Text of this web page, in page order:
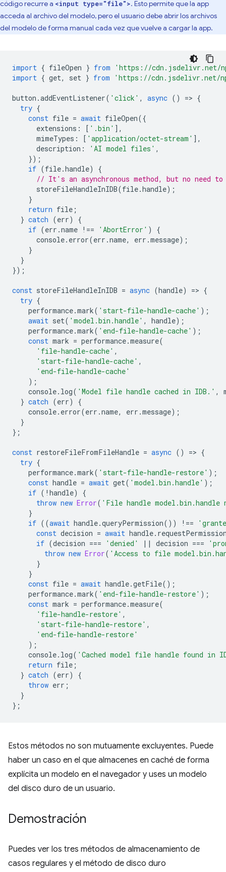
código recurre a <input type="file">. Esto permite que la app
acceda al archivo del modelo, pero el usuario debe abrir los archivos
del modelo de forma manual cada vez que vuelve a cargar la app.
import { fileOpen } from
'https://cdn.jsdelivr.net/
import { get, set } from 'https://cdn.jsdelivr.net/
button .addEventListener( 'click' , async () => {
try {
const file = await fileOpen({
extensions : [ '.bin' ],
mimeTypes : [ 'application/octet-stream' ],
description : 'AI model files' ,
});
if (file.handle)
{
// It's an asynchronous method, but no need
storeFileHandleInIDB(file.handle);
}
return file ;
} catch (err)
{
if (err .name !== 'AbortError' )
{
console. error(err .name, err .message);
}
}
});
const storeFileHandleInIDB = async (handle) => {
try {
performance.mark( 'start-file-handle-cache' );
await set( 'model.bin.handle' , handle);
performance.mark( 'end-file-handle-cache' );
const mark = performance.measure(
'file-handle-cache' ,
'start-file-handle-cache' ,
'end-file-handle-cache'
);
console. log( 'Model file handle cached in IDB.' ,
} catch (err)
{
console. error(err .name, err .message);
}
};
const restoreFileFromFileHandle = async () => {
try {
performance.mark( 'start-file-handle-restore' );
const handle = await get( 'model.bin.handle' );
if ( ! handle)
{
throw new Error( 'File handle
}
if ((await handle.queryPermission()) !==
const decision = await handle.
if (decision === 'denied' || decision ===
throw new Error( 'Access to file
}
}
const file = await handle.getFile();
performance.mark( 'end-file-handle-restore' );
const mark = performance.measure(
'file-handle-restore' ,
'start-file-handle-restore' ,
'end-file-handle-restore'
);
console. log( 'Cached model file handle found in
return file ;
} catch (err)
{
throw err ;
}
};
Estos métodos no son mutuamente excluyentes. Puede
haber un caso en el que almacenes en caché de forma
explícita un modelo en el navegador y uses un modelo
del disco duro de un usuario.
Demostración
Puedes ver los tres métodos de almacenamiento de
casos regulares y el método de disco duro